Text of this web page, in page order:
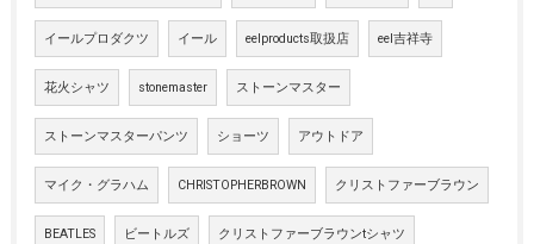
イールプロダクツ イール eelproducts取扱店 eel吉祥寺
花火シャツ stonemaster ストーンマスター
ストーンマスターパンツ ショーツ アウトドア
マイク・グラハム CHRISTOPHERBROWN クリストファーブラウン
BEATLES ビートルズ クリストファーブラウンtシャツ